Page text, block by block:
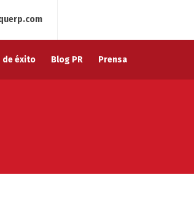
de éxito Blog PR Prensa